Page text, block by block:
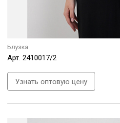
Блузка
Арт. 2410017/2
Узнать оптовую цену